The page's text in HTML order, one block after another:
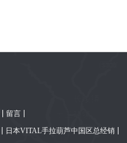
留言
日本VITAL手拉葫芦中国区总经销